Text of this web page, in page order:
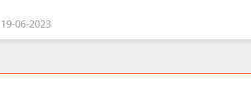
đất mới để xây dựng hoặc đầu tư BĐS.
19-06-2023